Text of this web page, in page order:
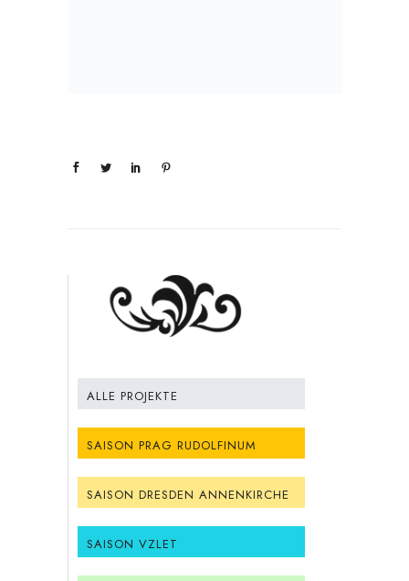
ALLE PROJEKTE
SAISON PRAG RUDOLFINUM
SAISON DRESDEN ANNENKIRCHE
SAISON VZLET